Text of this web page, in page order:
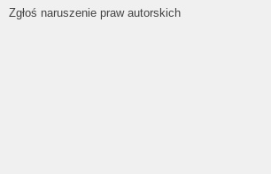
Zgłoś naruszenie praw autorskich